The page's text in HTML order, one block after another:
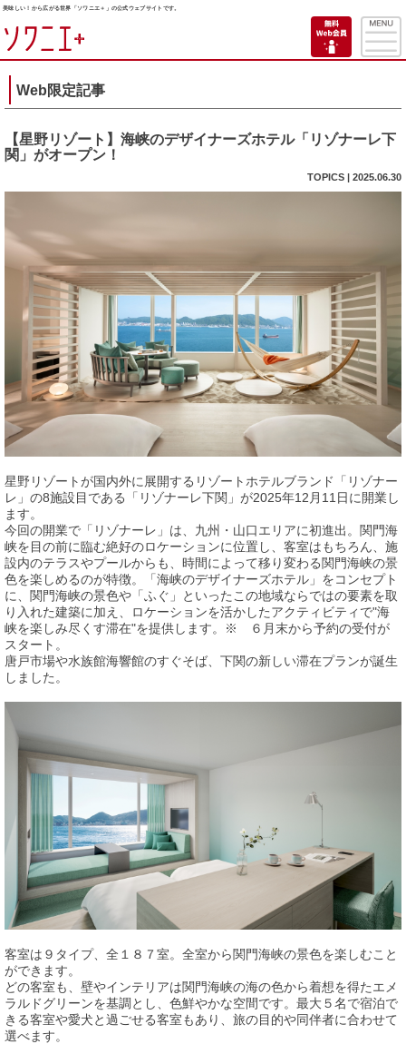
美味しい！から広がる世界「ソワニエ＋」の公式ウェブサイトです。
Web限定記事
【星野リゾート】海峡のデザイナーズホテル「リゾナーレ下
関」がオープン！
TOPICS | 2025.06.30
星野リゾートが国内外に展開するリゾートホテルブランド「リゾナー
レ」の8施設目である「リゾナーレ下関」が2025年12月11日に開業し
ます。
今回の開業で「リゾナーレ」は、九州・山口エリアに初進出。関門海
峡を目の前に臨む絶好のロケーションに位置し、客室はもちろん、施
設内のテラスやプールからも、時間によって移り変わる関門海峡の景
色を楽しめるのが特徴。「海峡のデザイナーズホテル」をコンセプト
に、関門海峡の景色や「ふぐ」といったこの地域ならではの要素を取
り入れた建築に加え、ロケーションを活かしたアクティビティで"海
峡を楽しみ尽くす滞在"を提供します。※ ６月末から予約の受付が
スタート。
唐戸市場や水族館海響館のすぐそば、下関の新しい滞在プランが誕生
しました。
客室は９タイプ、全１８７室。全室から関門海峡の景色を楽しむこと
ができます。
どの客室も、壁やインテリアは関門海峡の海の色から着想を得たエメ
ラルドグリーンを基調とし、色鮮やかな空間です。最大５名で宿泊で
きる客室や愛犬と過ごせる客室もあり、旅の目的や同伴者に合わせて
選べます。